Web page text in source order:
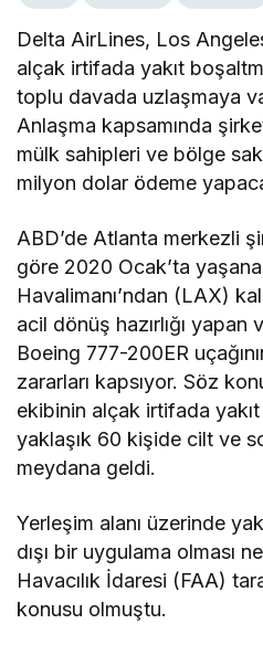
Delta AirLines, Los
alçak irtifada yakıt
toplu davada uzlaşmaya
Anlaşma kapsamında
mülk sahipleri ve bölge
milyon dolar ödeme
ABD’de Atlanta merkezli
göre 2020 Ocak’ta
Havalimanı’ndan (LAX)
acil dönüş hazırlığı
Boeing 777-200ER
zararları kapsıyor. Söz
ekibinin alçak irtifada
yaklaşık 60 kişide cilt ve
meydana geldi.
Yerleşim alanı üzerinde
dışı bir uygulama olması
Havacılık İdaresi (FAA)
konusu olmuştu.